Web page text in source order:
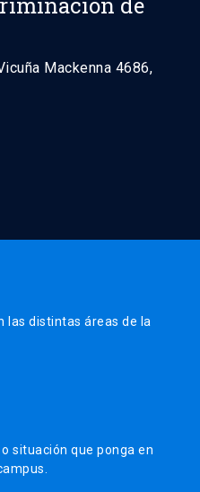
Mackenna 4686,
las distintas áreas de la
situación que ponga en